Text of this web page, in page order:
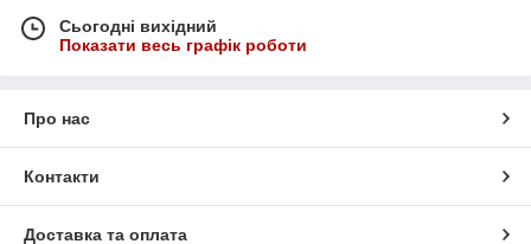
Сьогодні вихідний
Показати весь графік роботи
Про нас
Контакти
Доставка та оплата